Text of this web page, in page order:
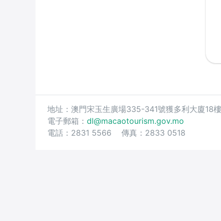
地址：澳門宋玉生廣場335-341號獲多利大廈18樓
電子郵箱： dl@macaotourism.gov.mo
電話：2831 5566 傳真：2833 0518